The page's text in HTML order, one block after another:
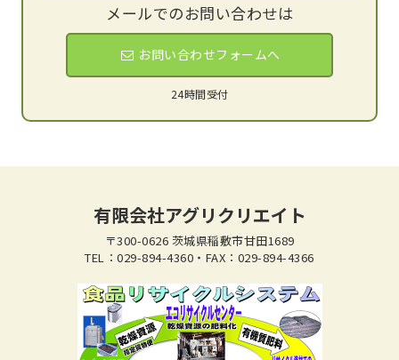
メールでのお問い合わせは
お問い合わせフォームへ
24時間受付
有限会社アグリクリエイト
〒300-0626 茨城県稲敷市甘田1689
TEL：029-894-4360・FAX：029-894-4366